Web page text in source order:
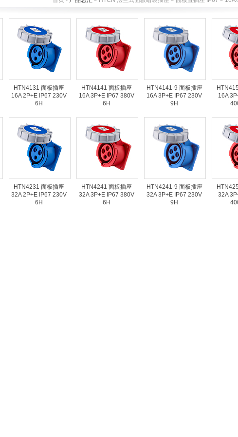
HTN4131 面板插座
16A 2P+E IP67 230V
6H
HTN4141 面板插座
16A 3P+E IP67 380V
6H
HTN4141-9 面板插座
16A 3P+E IP67 230V
9H
16A
HTN4231 面板插座
32A 2P+E IP67 230V
6H
HTN4241 面板插座
32A 3P+E IP67 380V
6H
HTN4241-9 面板插座
32A 3P+E IP67 230V
9H
32A